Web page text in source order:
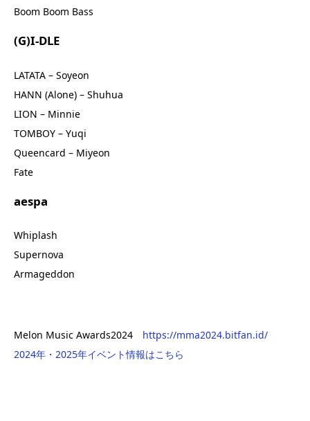
Boom Boom Bass
(G)I-DLE
LATATA – Soyeon
HANN (Alone) – Shuhua
LION – Minnie
TOMBOY – Yuqi
Queencard – Miyeon
Fate
aespa
Whiplash
Supernova
Armageddon
Melon Music Awards2024 https://mma2024.bitfan.id/
2024年・2025年イベント情報はこちら